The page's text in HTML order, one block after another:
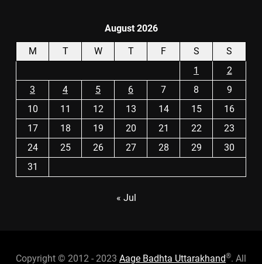
August 2026
M T W T F S
S
1
2
3
4 5 6 7 8
9
10
11 12 13 14 15
16
17
18 19 20 21 22
23
24
25 26 27 28 29
30
31
« Jul
Copyright © 2012 - 2023 Aage Badhta Uttarakhand®. All